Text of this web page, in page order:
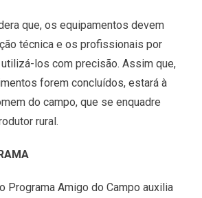
que, os equipamentos devem
técnica e os profissionais por
los com precisão. Assim que,
forem concluídos, estará à
do campo, que se enquadre
rural.
Programa Amigo do Campo auxilia